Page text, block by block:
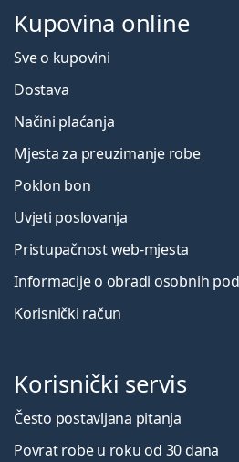
Kupovina online
Sve o kupovini
Dostava
Načini plaćanja
Mjesta za preuzimanje robe
Poklon bon
Uvjeti poslovanja
Pristupačnost web-mjesta
Informacije o obradi osobnih
Korisnički račun
Korisnički servis
Često postavljana pitanja
Povrat robe u roku od 30 dana